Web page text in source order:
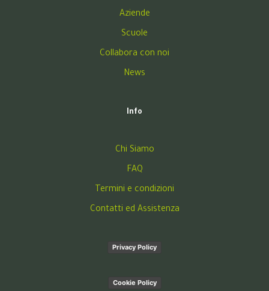
Aziende
Scuole
Collabora con noi
News
Info
Chi Siamo
FAQ
Termini e condizioni
Contatti ed Assistenza
Privacy Policy
Cookie Policy